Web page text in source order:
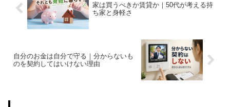
家は買うべきか賃貸か｜50代が考える持
ち家と身軽さ
自分のお金は自分で守る｜分からないも
のを契約してはいけない理由